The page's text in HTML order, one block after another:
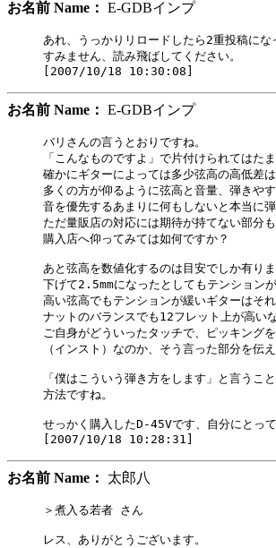
お名前 Name： E-GDBインプ
あれ、うっかりリロードしたら2重投稿にな
すみません、読み飛ばしてください。
お名前 Name： E-GDBインプ
バリさんの言うとおりですね。
「こんなものですよ」で片付けられてはた
確かにギターによっては多少弦高の高低差
多くの方が仰るように弦高と音量、弾きや
音を優先するあまりに何もしないと本当に
ただ量販店の対応には期待が持てない部分
購入店へ仰ってみては如何ですか？
あと弦高を数値化するのは目安でしか有り
下げて2.5mmになったとしてもテンション
高い弦高でもテンションが緩いギターはそ
ナットのバランスでも12フレット上が高い
ご自身がどういったタッチで、ピッキング
（インスト）なのか、そう言った部分を伝
「僕はこういう弾き方をします」と言うこ
方法ですね。
せっかく購入したD-45Vです、自分にとっ
お名前 Name： 太郎八
＞煮入る若者 さん
レス、ありがとうございます。